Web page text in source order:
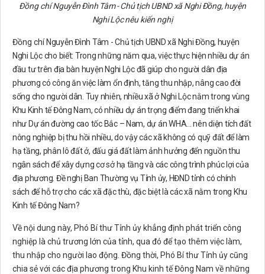
Đồng chí Nguyễn Đình Tâm - Chủ tịch UBND xã Nghi Đồng, huyện
Nghi Lộcnêu kiến nghị
Đồng chí Nguyễn Đình Tâm - Chủ tịch UBND xã Nghi Đồng, huyện
Nghi Lộc cho biết: Trong những năm qua, việc thực hiện nhiều dự án
đầu tư trên địa bàn huyện Nghi Lộc đã giúp cho người dân địa
phương có công ăn việc làm ổn định, tăng thu nhập, nâng cao đời
sống cho người dân. Tuy nhiên, nhiều xã ở Nghi Lộc nằm trong vùng
Khu Kinh tế Đông Nam, có nhiều dự án trọng điểm đang triển khai
như Dự án đường cao tốc Bắc – Nam, dự án WHA... nên diện tích đất
nông nghiệp bị thu hồi nhiều, do vậy các xã không có quỹ đất để làm
hạ tầng, phân lô đất ở, đấu giá đất làm ảnh hưởng đển nguồn thu
ngân sách để xây dựng cơ sở hạ tầng và các công trình phúc lợi của
địa phương. Đề nghị Ban Thường vụ Tỉnh ủy, HĐND tỉnh có chính
sách để hỗ trợ cho các xã đặc thù, đặc biệt là các xã nằm trong Khu
Kinh tế Đông Nam?
Về nội dung này, Phó Bí thư Tỉnh ủy khẳng định phát triển công
nghiệp là chủ trương lớn của tỉnh, qua đó để tạo thêm việc làm,
thu nhập cho người lao động. Đồng thời, Phó Bí thư Tỉnh ủy cũng
chia sẻ với các địa phương trong Khu kinh tế Đông Nam về những